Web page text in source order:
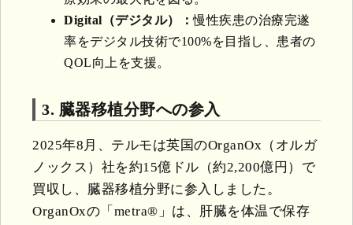
Digital（デジタル）：慢性疾患の治療完遂
率をデジタル技術で100%を目指し、患者の
QOL向上を支援。
3. 臓器移植分野への参入
2025年8月、テルモは英国のOrganOx（オルガ
ノックス）社を約15億ドル（約2,200億円）で
買収し、臓器移植分野に参入しました。
OrganOxの「metra®」は、肝臓を体温で保存